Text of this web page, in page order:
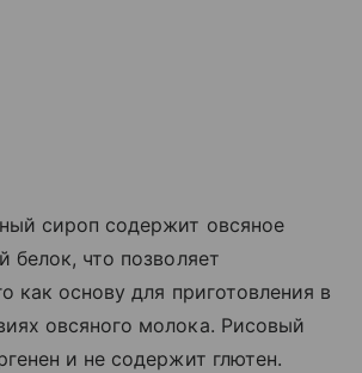
сироп содержит овсяное
белок, что позволяет
как основу для приготовления в
овсяного молока. Рисовый
и не содержит глютен.